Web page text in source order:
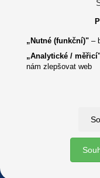
K jakémukoliv užití
Copyright
„Nutné (funkční)" –
„Analytické /
nám zlepšovat web